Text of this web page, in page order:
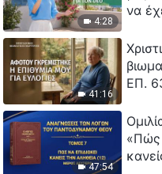
4:28
να
41:16
ΕΠ.
47:54
«Πώς